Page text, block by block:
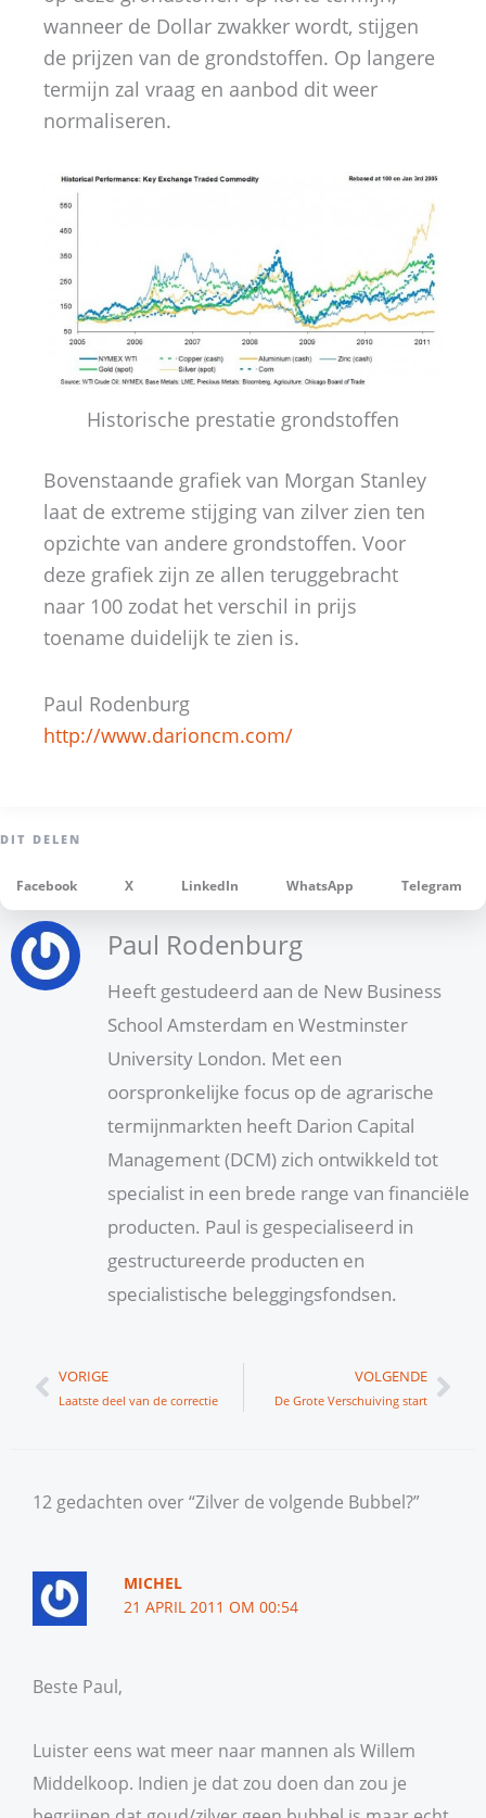
wanneer de Dollar zwakker wordt, stijgen
de prijzen van de grondstoffen. Op langere
termijn zal vraag en aanbod dit weer
normaliseren.
Historische prestatie grondstoffen
Bovenstaande grafiek van Morgan Stanley
laat de extreme stijging van zilver zien ten
opzichte van andere grondstoffen. Voor
deze grafiek zijn ze allen teruggebracht
naar 100 zodat het verschil in prijs
toename duidelijk te zien is.
Paul Rodenburg
http://www.darioncm.com/
Facebook X LinkedIn WhatsApp Telegram
Paul Rodenburg
Heeft gestudeerd aan de New Business
School Amsterdam en Westminster
University London. Met een
oorspronkelijke focus op de agrarische
termijnmarkten heeft Darion Capital
Management (DCM) zich ontwikkeld tot
specialist in een brede range van financiële
producten. Paul is gespecialiseerd in
gestructureerde producten en
specialistische beleggingsfondsen.
Vorige
VORIGE
Laatste deel van de correctie
VOLGENDE
De Grote Verschuiving start
12 gedachten over “Zilver de volgende Bubbel?”
MICHEL
21 APRIL 2011 OM 00:54
Beste Paul,
Luister eens wat meer naar mannen als Willem
Middelkoop. Indien je dat zou doen dan zou je